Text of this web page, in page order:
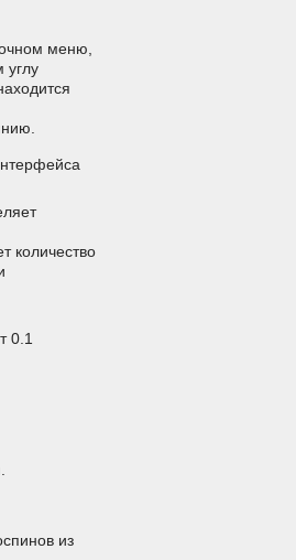
меню,
углу
количество
0.1
из